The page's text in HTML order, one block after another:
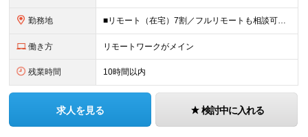
勤務地 ■リモート（在宅）7割／フルリモートも相談可能 ■一都三県を中心に各地のプロジェクト先 ※プロジェクトは本人の希望を最大限考慮し相談のうえで決定 ※転居を伴う転勤なし 【本社】 東京都千代田区外神田
働き方 リモートワークがメイン
残業時間 10時間以内
求人を見る 検討中に入れる